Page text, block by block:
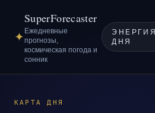
✦
SuperForecaster
Ежедневные
прогнозы,
космическая погода и
сонник
ЭНЕРГИЯ
ДНЯ
КАРТА ДНЯ